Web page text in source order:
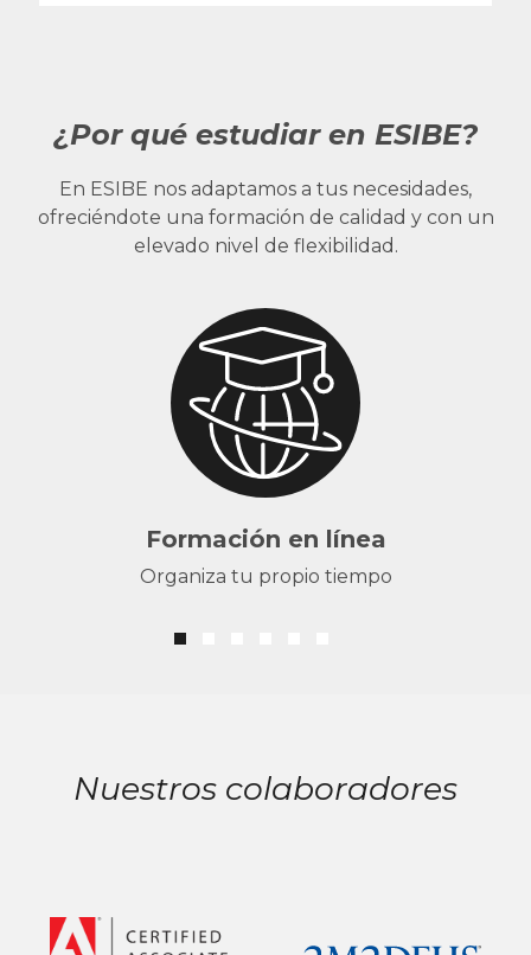
¿Por qué estudiar en ESIBE?
En ESIBE nos adaptamos a tus necesidades,
ofreciéndote una formación de calidad y con un
elevado nivel de flexibilidad.
Formación en línea
Organiza tu propio tiempo
Nuestros colaboradores